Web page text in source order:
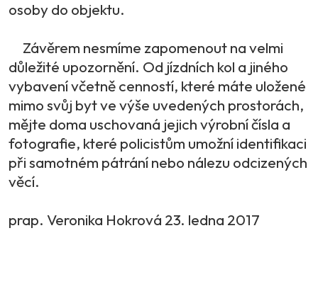
osoby do objektu.
Závěrem nesmíme zapomenout na velmi
důležité upozornění. Od jízdních kol a jiného
vybavení včetně cenností, které máte uložené
mimo svůj byt ve výše uvedených prostorách,
mějte doma uschovaná jejich výrobní čísla a
fotografie, které policistům umožní identifikaci
při samotném pátrání nebo nálezu odcizených
věcí.
prap. Veronika Hokrová 23. ledna 2017